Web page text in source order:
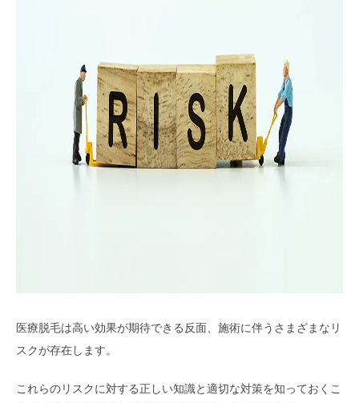
医療脱毛は高い効果が期待できる反面、施術に伴うさまざまなリ
スクが存在します。
これらのリスクに対する正しい知識と適切な対策を知っておくこ